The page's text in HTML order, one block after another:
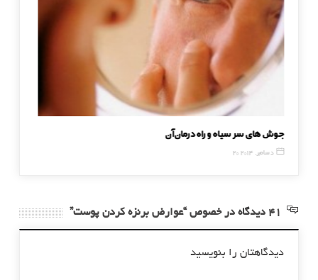
جوش های سر سیاه و راه درمان آن
20 دسامبر, 2014
دیدگاهتان را بنویسید